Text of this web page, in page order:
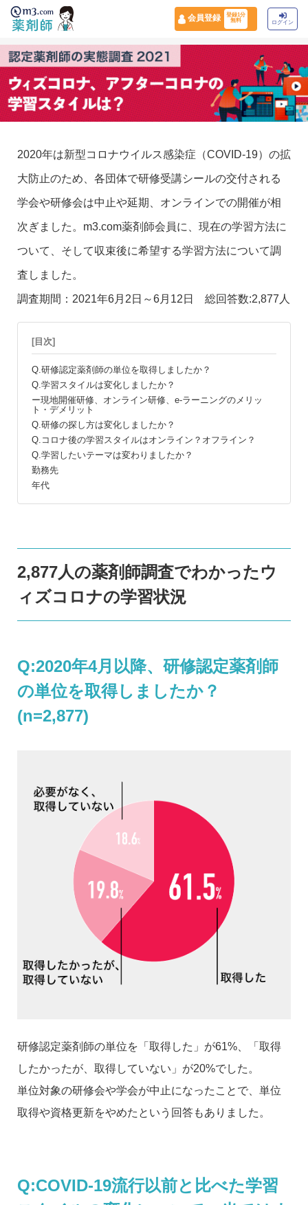
会員登録
登録1分
無料
ログイン
2020年は新型コロナウイルス感染症（COVID-19）の拡
大防止のため、各団体で研修受講シールの交付される
学会や研修会は中止や延期、オンラインでの開催が相
次ぎました。m3.com薬剤師会員に、現在の学習方法に
ついて、そして収束後に希望する学習方法について調
査しました。
調査期間：2021年6月2日～6月12日 総回答数:2,877人
[目次]
Q.研修認定薬剤師の単位を取得しましたか？
Q.学習スタイルは変化しましたか？
ー現地開催研修、オンライン研修、e-ラーニングのメリッ
ト・デメリット
Q.研修の探し方は変化しましたか？
Q.コロナ後の学習スタイルはオンライン？オフライン？
Q.学習したいテーマは変わりましたか？
勤務先
年代
2,877人の薬剤師調査でわかったウ
ィズコロナの学習状況
Q:2020年4月以降、研修認定薬剤師
の単位を取得しましたか？
(n=2,877)
研修認定薬剤師の単位を「取得した」が61%、「取得
したかったが、取得していない」が20%でした。
単位対象の研修会や学会が中止になったことで、単位
取得や資格更新をやめたという回答もありました。
Q:COVID-19流行以前と比べた学習